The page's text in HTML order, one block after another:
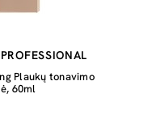
Plaukų tonavimo
60ml